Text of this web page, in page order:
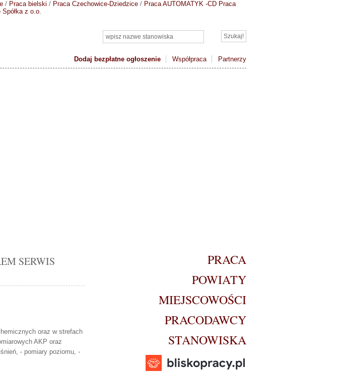
Dodaj bezpłatne ogłoszenie Współpraca Partnerzy
/ Praca bielski / Praca Czechowice-Dziedzice / Praca AUTOMATYK -CD Praca
z o.o.
SERWIS
oraz w strefach
AKP oraz
- pomiary poziomu, -
PRACA
POWIATY
MIEJSCOWOŚCI
PRACODAWCY
STANOWISKA